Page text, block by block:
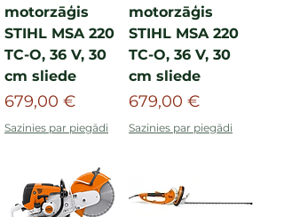
motorzāģis
STIHL MSA 220
TC-O, 36 V, 30
cm sliede
Cena
679,00 €
Sazinies par piegādi
motorzāģis
STIHL MSA 220
TC-O, 36 V, 30
cm sliede
Cena
679,00 €
Sazinies par piegādi